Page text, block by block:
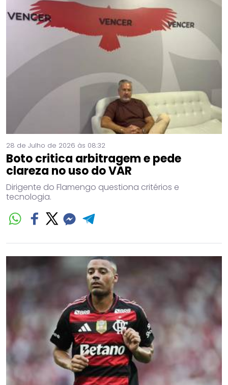
28 de Julho de 2026 às 08:32
Boto critica arbitragem e pede
clareza no uso do VAR
Dirigente do Flamengo questiona critérios e
tecnologia.